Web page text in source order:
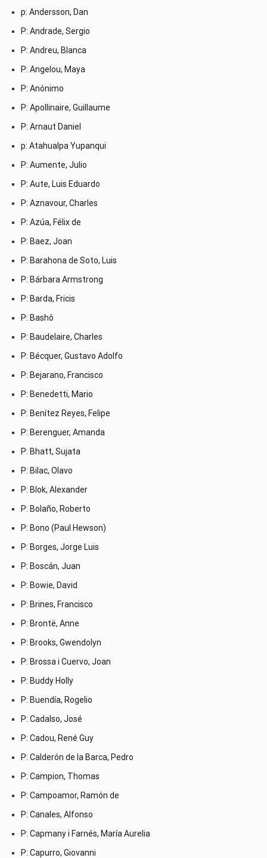
p: Andersson, Dan
P: Andrade, Sergio
P: Andreu, Blanca
P: Angelou, Maya
P: Anónimo
P: Apollinaire, Guillaume
P: Arnaut Daniel
p: Atahualpa Yupanqui
P: Aumente, Julio
P: Aute, Luis Eduardo
P: Aznavour, Charles
P: Azúa, Félix de
P: Baez, Joan
P: Barahona de Soto, Luis
P: Bárbara Armstrong
P: Barda, Fricis
P: Bashô
P: Baudelaire, Charles
P: Bécquer, Gustavo Adolfo
P: Bejarano, Francisco
P: Benedetti, Mario
P: Benítez Reyes, Felipe
P: Berenguer, Amanda
P: Bhatt, Sujata
P: Bilac, Olavo
P: Blok, Alexander
P: Bolaño, Roberto
P: Bono (Paul Hewson)
P: Borges, Jorge Luis
P: Boscán, Juan
P: Bowie, David
P: Brines, Francisco
P: Brontë, Anne
P: Brooks, Gwendolyn
P: Brossa i Cuervo, Joan
P: Buddy Holly
P: Buendía, Rogelio
P: Cadalso, José
P: Cadou, René Guy
P: Calderón de la Barca, Pedro
P: Campion, Thomas
P: Campoamor, Ramón de
P: Canales, Alfonso
P: Capmany i Farnés, María Aurelia
P: Capurro, Giovanni